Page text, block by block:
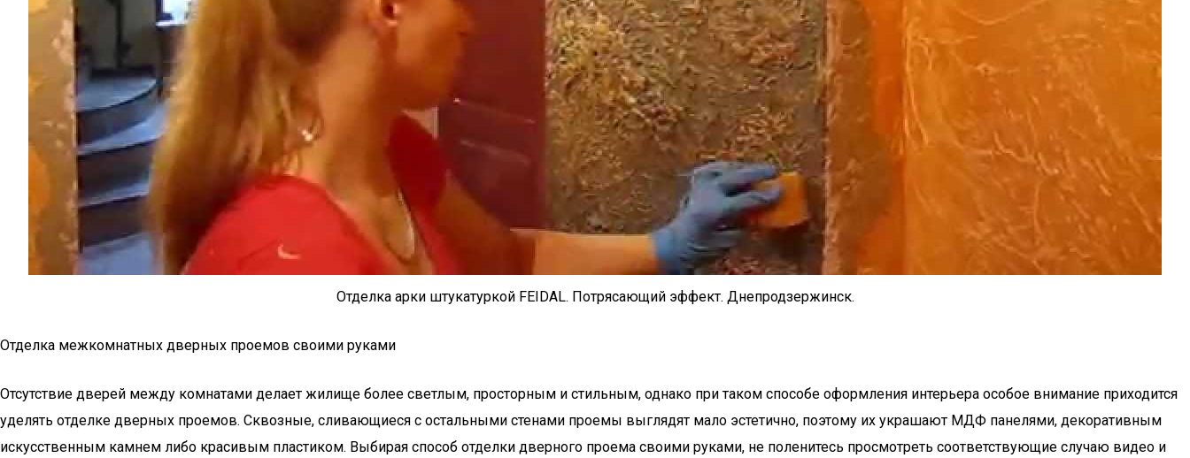
Отделка арки штукатуркой FEIDAL. Потрясающий эффект. Днепродзержинск.
Отделка межкомнатных дверных проемов своими руками
Отсутствие дверей между комнатами делает жилище более светлым, просторным и стильным, однако при таком способе оформления интерьера особое внимание приходится
уделять отделке дверных проемов. Сквозные, сливающиеся с остальными стенами проемы выглядят мало эстетично, поэтому их украшают МДФ панелями, декоративным
искусственным камнем либо красивым пластиком. Выбирая способ отделки дверного проема своими руками, не поленитесь просмотреть соответствующие случаю видео и